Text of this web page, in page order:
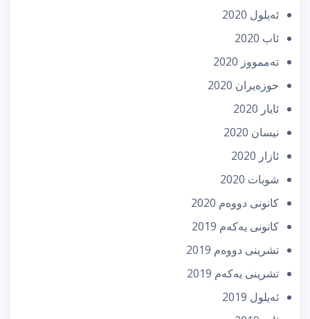
ئه‌یلول 2020
ئاب 2020
تەممووز 2020
حوزه‌یران 2020
ئایار 2020
نیسان 2020
ئازار 2020
شوبات 2020
كانونی دووه‌م 2020
كانونی یه‌كه‌م 2019
تشرینی دووه‌م 2019
تشرینی یه‌كه‌م 2019
ئه‌یلول 2019